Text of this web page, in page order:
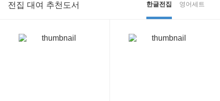
전집 대여 추천도서 한글전집 영어세트